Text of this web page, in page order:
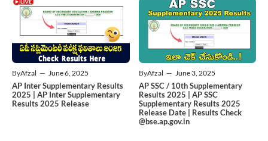
ByAfzal — June 6, 2025
AP Inter Supplementary Results
2025 | AP Inter Supplementary
Results 2025 Release
ByAfzal — June 3, 2025
AP SSC / 10th Supplementary
Results 2025 | AP SSC
Supplementary Results 2025
Release Date | Results Check
@bse.ap.gov.in